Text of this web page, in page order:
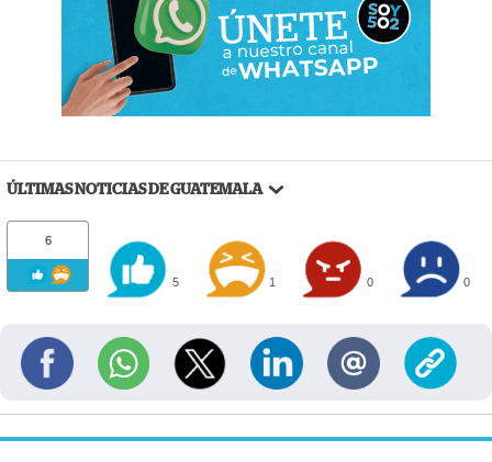
ÚLTIMAS NOTICIAS DE GUATEMALA
6
5 1 0 0